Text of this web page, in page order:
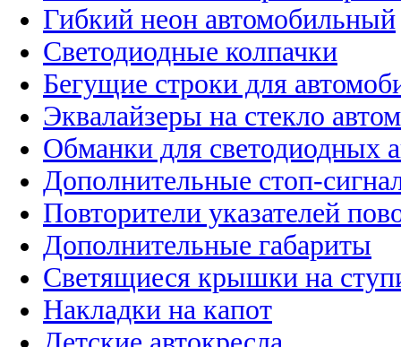
Гибкий неон автомобильный
Светодиодные колпачки
Бегущие строки для
Эквалайзеры на стекло
Обманки для светодиодных
Дополнительные стоп-
Повторители указателей
Дополнительные габариты
Светящиеся крышки на
Накладки на капот